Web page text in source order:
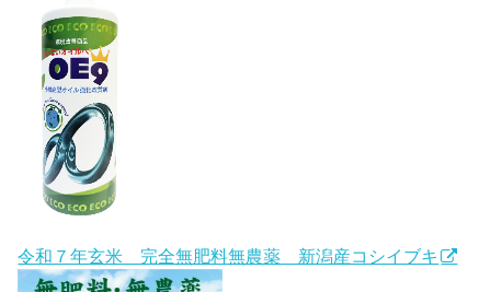
令和７年玄米 完全無肥料無農薬 新潟産コシイブキ